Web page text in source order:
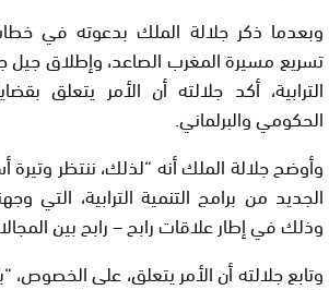
وبعدما ذكر جلالة الملك بدعوته في
تسريع مسيرة المغرب الصاعد، وإطلاق جيل
الترابية، أكد جلالته أن الأمر يتعلق
الحكومي والبرلماني.
وأوضح جلالة الملك أنه “لذلك، ننتظر وتيرة
الجديد من برامج التنمية الترابية، التي
وذلك في إطار علاقات رابح – رابح بين
وتابع جلالته أن الأمر يتعلق، على الخصوص،